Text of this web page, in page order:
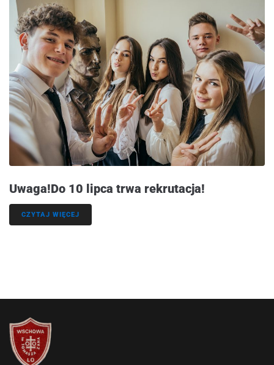
Uwaga!Do 10 lipca trwa rekrutacja!
CZYTAJ WIĘCEJ